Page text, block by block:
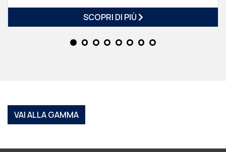
SCOPRI DI PIÙ
VAI ALLA GAMMA